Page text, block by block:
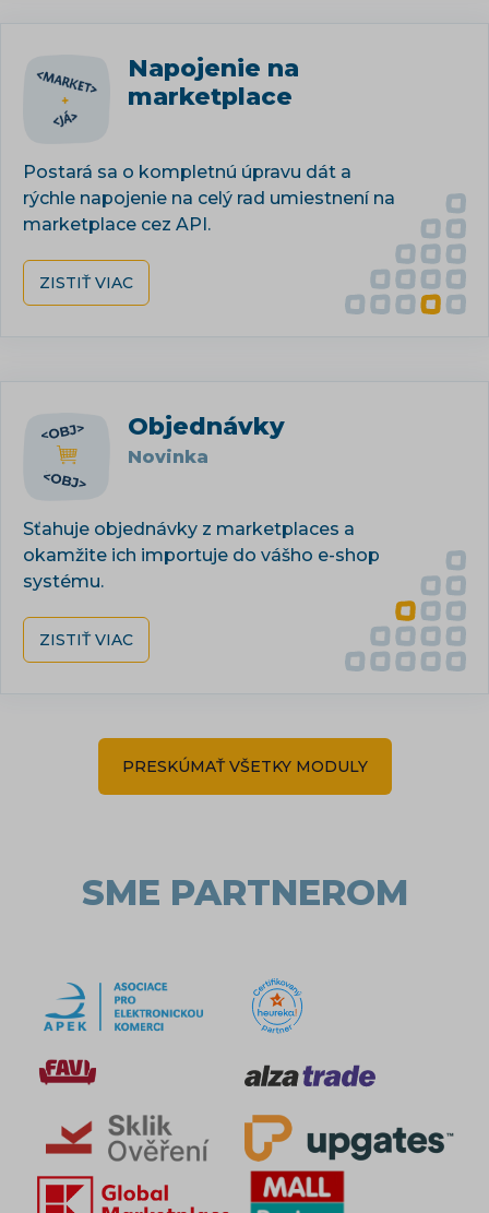
Napojenie na
marketplace
Postará sa o kompletnú úpravu dát a
rýchle napojenie na celý rad umiestnení na
marketplace cez API.
ZISTIŤ VIAC
Objednávky
Novinka
Sťahuje objednávky z marketplaces a
okamžite ich importuje do vášho e-shop
systému.
ZISTIŤ VIAC
PRESKÚMAŤ VŠETKY MODULY
SME PARTNEROM